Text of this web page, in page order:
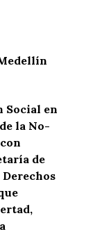
Social en
la No-
de